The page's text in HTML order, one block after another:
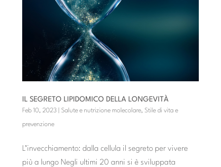
IL SEGRETO LIPIDOMICO DELLA LONGEVITÀ
Feb 10, 2023| Salute e nutrizione molecolare, Stile di vita e
prevenzione
L’invecchiamento: dalla cellula il segreto per vivere
più a lungo Negli ultimi 20 anni si è sviluppata